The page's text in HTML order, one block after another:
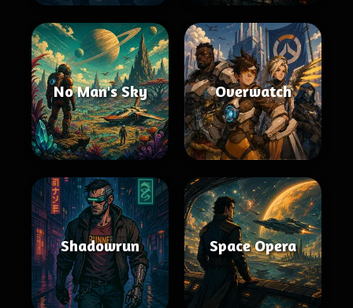
No Man's Sky Overwatch
Shadowrun Space Opera